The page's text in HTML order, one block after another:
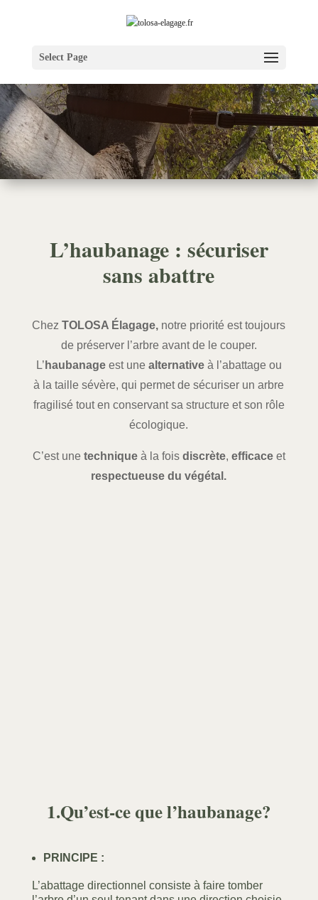
Select Page
L’haubanage: sécuriser
sans abattre
Chez TOLOSA Élagage, notre priorité est toujours
de préserver l’arbre avant de le couper.
L’ haubanageest une alternativeà l’abattage ou
à la taille sévère, qui permet de sécuriser un arbre
fragilisé tout en conservant sa structure et son rôle
écologique.
C’est une techniqueà la fois discrète, efficaceet
respectueuse du végétal.
1.Qu’est-ce que l’haubanage?
PRINCIPE :
L’abattage directionnel consiste à faire tomber